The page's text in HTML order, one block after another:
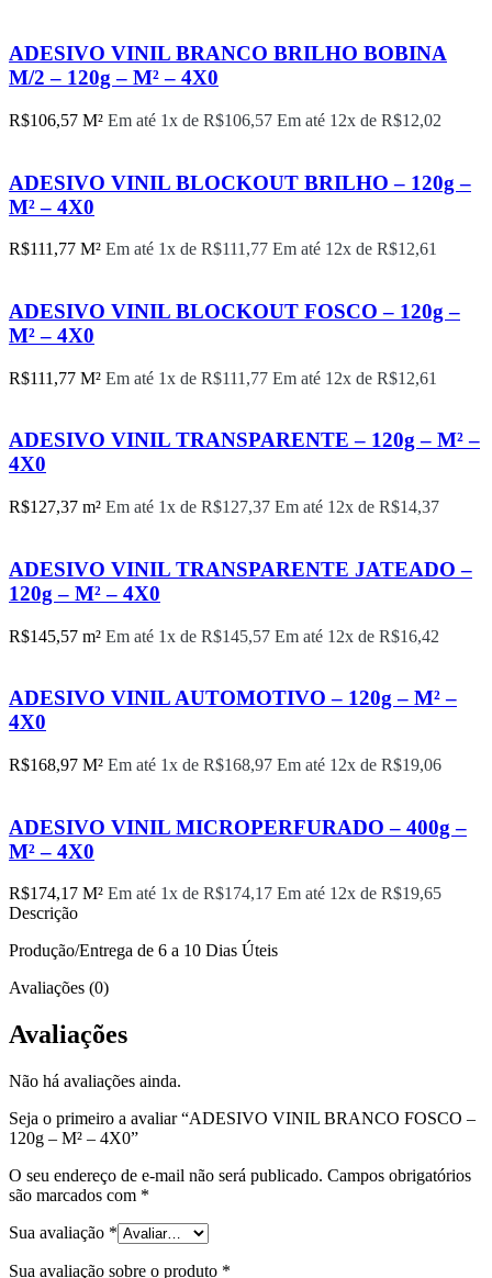
ADESIVO VINIL BRANCO BRILHO BOBINA
M/2 – 120g – M² – 4X0
R$106,57 M² Em até 1x de R$106,57 Em até 12x de R$12,02
ADESIVO VINIL BLOCKOUT BRILHO – 120g –
M² – 4X0
R$111,77 M² Em até 1x de R$111,77 Em até 12x de R$12,61
ADESIVO VINIL BLOCKOUT FOSCO – 120g –
M² – 4X0
R$111,77 M² Em até 1x de R$111,77 Em até 12x de R$12,61
ADESIVO VINIL TRANSPARENTE – 120g – M² –
4X0
R$127,37 m² Em até 1x de R$127,37 Em até 12x de R$14,37
ADESIVO VINIL TRANSPARENTE JATEADO –
120g – M² – 4X0
R$145,57 m² Em até 1x de R$145,57 Em até 12x de R$16,42
ADESIVO VINIL AUTOMOTIVO – 120g – M² –
4X0
R$168,97 M² Em até 1x de R$168,97 Em até 12x de R$19,06
ADESIVO VINIL MICROPERFURADO – 400g –
M² – 4X0
R$174,17 M² Em até 1x de R$174,17 Em até 12x de R$19,65
Descrição
Produção/Entrega de 6 a 10 Dias Úteis
Avaliações (0)
Avaliações
Não há avaliações ainda.
Seja o primeiro a avaliar “ADESIVO VINIL BRANCO FOSCO –
120g – M² – 4X0”
O seu endereço de e-mail não será publicado. Campos obrigatórios
são marcados com *
Sua avaliação *
Sua avaliação sobre o produto *